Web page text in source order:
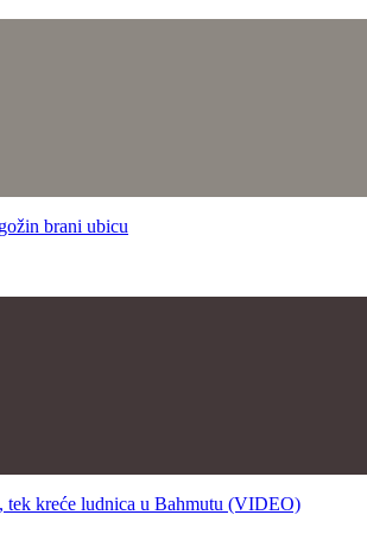
brani ubicu
kreće ludnica u Bahmutu (VIDEO)